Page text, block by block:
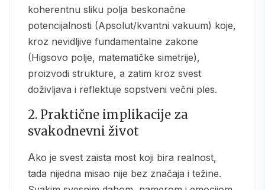
koherentnu sliku polja beskonačne
potencijalnosti (Apsolut/kvantni vakuum) koje,
kroz nevidljive fundamentalne zakone
(Higsovo polje, matematičke simetrije),
proizvodi strukture, a zatim kroz svest
doživljava i reflektuje sopstveni večni ples.
2. Praktične implikacije za
svakodnevni život
Ako je svest zaista most koji bira realnost,
tada nijedna misao nije bez značaja i težine.